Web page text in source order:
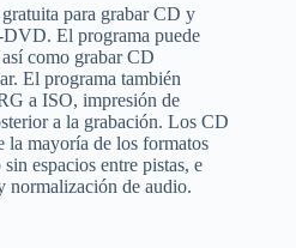
para grabar CD y
El programa puede
como grabar CD
El programa también
a ISO, impresión de
a la grabación. Los CD
la mayoría de los formatos
espacios entre pistas, e
normalización de audio.